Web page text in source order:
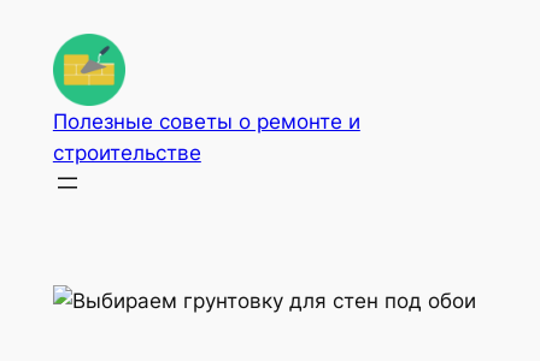
содержимому
Полезные советы о ремонте и
строительстве